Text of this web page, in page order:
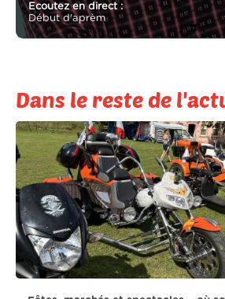
Ecoutez en direct :
Début d'aprèm
Dans le reste de